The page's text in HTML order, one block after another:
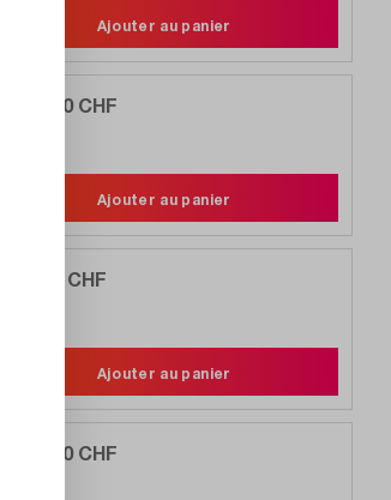
Ajouter au panier
18 556,00 CHF
Ajouter au panier
4 758,00 CHF
Ajouter au panier
11 104,00 CHF